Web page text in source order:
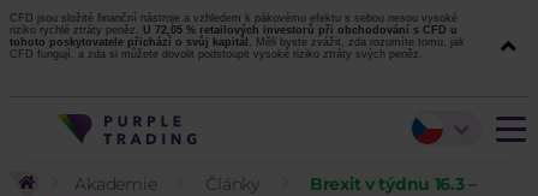
CFD jsou složité finanční nástroje a vzhledem k pákovému efektu s sebou nesou vysoké
riziko rychlé ztráty peněz. U 72,05 % retailových investorů při obchodování s CFD u
tohoto poskytovatele přichází o svůj kapitál. Měli byste zvážit, zda rozumíte tomu, jak
CFD fungují, a zda si můžete dovolit podstoupit vysoké riziko ztráty svých peněz.
Akademie Články
Brexit v týdnu 16.3 –